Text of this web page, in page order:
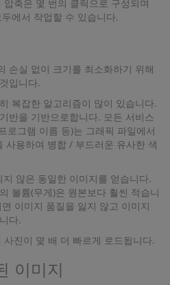
축은 몇 번의 클릭으로 구성되며
에서 작업할 수 있습니다.
손실 없이 크기를 최소화하기 위해
입니다.
복잡한 알고리즘이 많이 있습니다.
반을 기반으로합니다. 모든 서비스
로그램 이름 등)는 그래픽 파일에서
사용하여 병합 / 부드러운 유사한 색
않은 동일한 이미지를 얻습니다.
볼륨(무게)은 원본보다 훨씬 적습니
이미지 품질을 잃지 않고 이미지
다.
진이 몇 배 더 빠르게 로드됩니다.
이미지